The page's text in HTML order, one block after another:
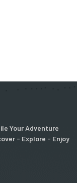
Your Adventure
- Explore - Enjoy